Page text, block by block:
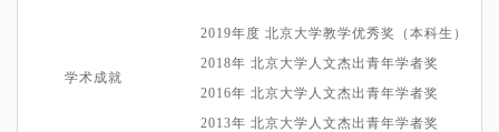
学术成就
2019年度 北京大学教学优秀奖
（本科生）
2018年 北京大学人文杰出青年学者奖
2016年 北京大学人文杰出青年学者奖
2013年 北京大学人文杰出青年学者奖